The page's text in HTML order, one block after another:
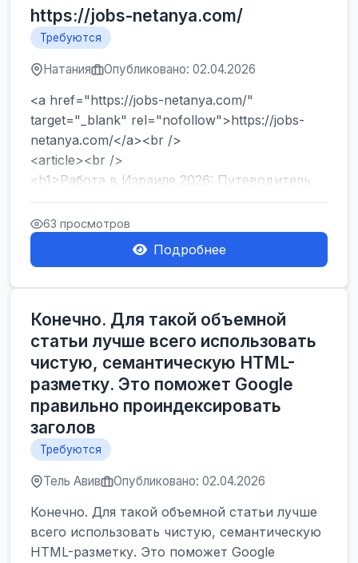
https://jobs-netanya.com/
Требуются
Натания Опубликовано: 02.04.2026
<a href="https://jobs-netanya.com/"
target="_blank" rel="nofollow">https://jobs-
netanya.com/</a><br />
<article><br />
<h1>Работа в Израиле 2026: Путеводитель
по вакансиям в Центре страны и лега...
63 просмотров
Подробнее
Конечно. Для такой объемной
статьи лучше всего использовать
чистую, семантическую HTML-
разметку. Это поможет Google
правильно проиндексировать
заголов
Требуются
Тель Авив Опубликовано: 02.04.2026
Конечно. Для такой объемной статьи лучше
всего использовать чистую, семантическую
HTML-разметку. Это поможет Google